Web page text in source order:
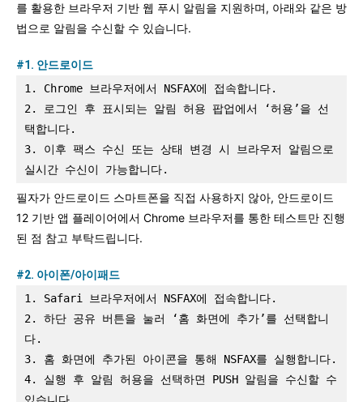
를 활용한 브라우저 기반 웹 푸시 알림을 지원하며, 아래와 같은 방
법으로 알림을 수신할 수 있습니다.
#1. 안드로이드
1. Chrome 브라우저에서 NSFAX에 접속합니다.
2. 로그인 후 표시되는 알림 허용 팝업에서 ‘허용’을 선
택합니다.
3. 이후 팩스 수신 또는 상태 변경 시 브라우저 알림으로
실시간 수신이 가능합니다.
필자가 안드로이드 스마트폰을 직접 사용하지 않아, 안드로이드
12 기반 앱 플레이어에서 Chrome 브라우저를 통한 테스트만 진행
된 점 참고 부탁드립니다.
#2. 아이폰/아이패드
1. Safari 브라우저에서 NSFAX에 접속합니다.
2. 하단 공유 버튼을 눌러 ‘홈 화면에 추가’를 선택합니
다.
3. 홈 화면에 추가된 아이콘을 통해 NSFAX를 실행합니다.
4. 실행 후 알림 허용을 선택하면 PUSH 알림을 수신할 수